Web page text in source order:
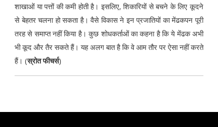
शाखाओं या पत्तों की कमी होती है। इसलिए, शिकारियों से बचने के लिए कूदने
से बेहतर चलना हो सकता है। वैसे विकास ने इन प्रजातियों का मेंढकपन पूरी
तरह से समाप्त नहीं किया है। कुछ शोधकर्ताओं का कहना है कि ये मेंढक अभी
भी कूद और तैर सकते हैं। यह अलग बात है कि वे आम तौर पर ऐसा नहीं करते
हैं। (स्रोत फीचर्स)